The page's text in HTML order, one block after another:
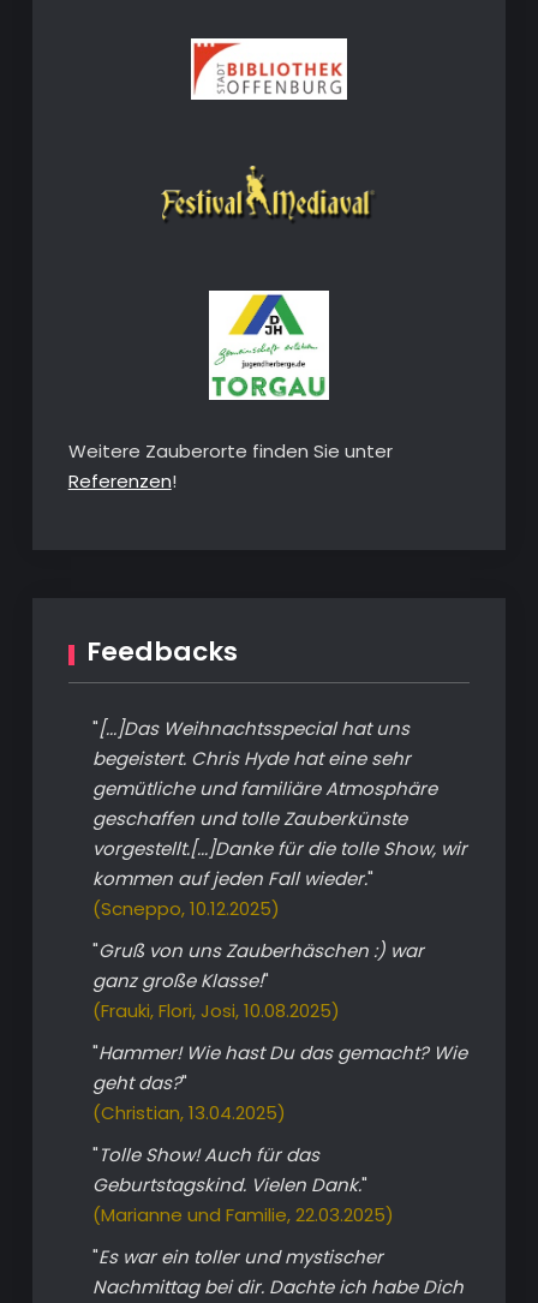
Weitere Zauberorte finden Sie unter
Referenzen!
Feedbacks
"[...]Das Weihnachtsspecial hat uns
begeistert. Chris Hyde hat eine sehr
gemütliche und familiäre Atmosphäre
geschaffen und tolle Zauberkünste
vorgestellt.[...]Danke für die tolle Show, wir
kommen auf jeden Fall wieder."
(Scneppo, 10.12.2025)
"Gruß von uns Zauberhäschen :) war
ganz große Klasse!"
(Frauki, Flori, Josi, 10.08.2025)
"Hammer! Wie hast Du das gemacht? Wie
geht das?"
(Christian, 13.04.2025)
"Tolle Show! Auch für das
Geburtstagskind. Vielen Dank."
(Marianne und Familie, 22.03.2025)
"Es war ein toller und mystischer
Nachmittag bei dir. Dachte ich habe Dich